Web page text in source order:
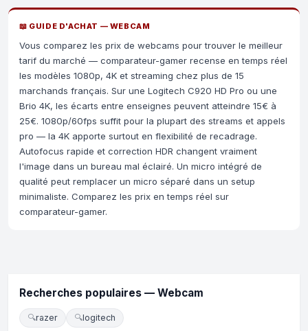
📖 GUIDE D'ACHAT — WEBCAM
Vous comparez les prix de webcams pour trouver le meilleur
tarif du marché — comparateur-gamer recense en temps réel
les modèles 1080p, 4K et streaming chez plus de 15
marchands français. Sur une Logitech C920 HD Pro ou une
Brio 4K, les écarts entre enseignes peuvent atteindre 15€ à
25€. 1080p/60fps suffit pour la plupart des streams et appels
pro — la 4K apporte surtout en flexibilité de recadrage.
Autofocus rapide et correction HDR changent vraiment
l'image dans un bureau mal éclairé. Un micro intégré de
qualité peut remplacer un micro séparé dans un setup
minimaliste. Comparez les prix en temps réel sur
comparateur-gamer.
Recherches populaires — Webcam
🔍razer 🔍logitech